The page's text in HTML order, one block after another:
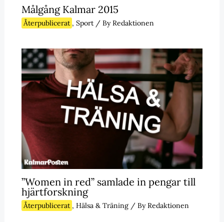
Målgång Kalmar 2015
Återpublicerat , Sport/ ByRedaktionen
”Women in red” samlade in pengar till
hjärtforskning
Återpublicerat , Hälsa & Träning/ ByRedaktionen